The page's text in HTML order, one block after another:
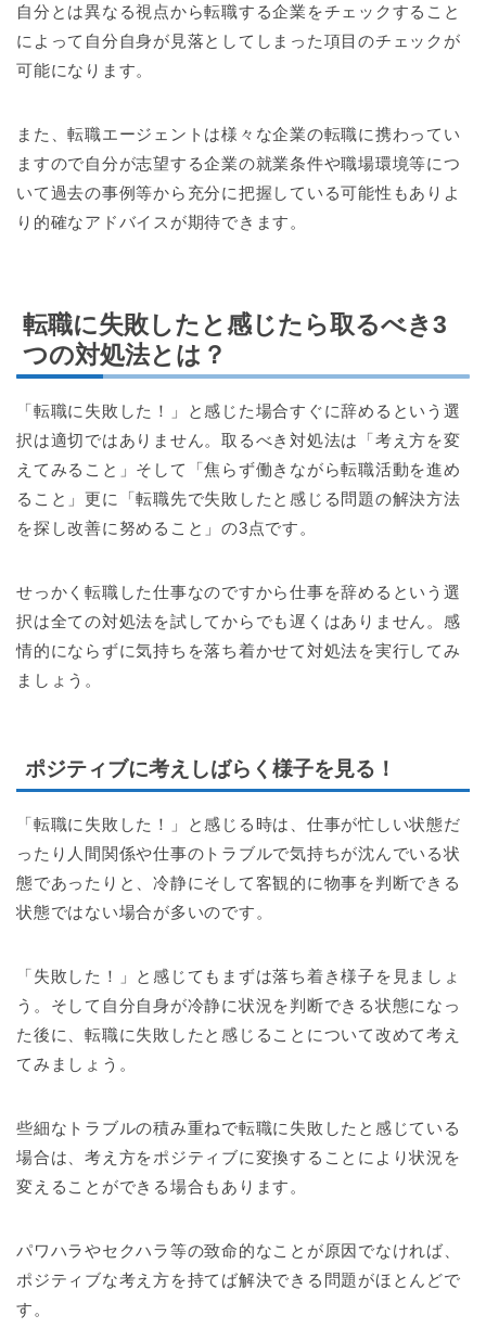
自分とは異なる視点から転職する企業をチェックすること
によって自分自身が見落としてしまった項目のチェックが
可能になります。
また、転職エージェントは様々な企業の転職に携わってい
ますので自分が志望する企業の就業条件や職場環境等につ
いて過去の事例等から充分に把握している可能性もありよ
り的確なアドバイスが期待できます。
転職に失敗したと感じたら取るべき3
つの対処法とは？
「転職に失敗した！」と感じた場合すぐに辞めるという選
択は適切ではありません。取るべき対処法は「考え方を変
えてみること」そして「焦らず働きながら転職活動を進め
ること」更に「転職先で失敗したと感じる問題の解決方法
を探し改善に努めること」の3点です。
せっかく転職した仕事なのですから仕事を辞めるという選
択は全ての対処法を試してからでも遅くはありません。感
情的にならずに気持ちを落ち着かせて対処法を実行してみ
ましょう。
ポジティブに考えしばらく様子を見る！
「転職に失敗した！」と感じる時は、仕事が忙しい状態だ
ったり人間関係や仕事のトラブルで気持ちが沈んでいる状
態であったりと、冷静にそして客観的に物事を判断できる
状態ではない場合が多いのです。
「失敗した！」と感じてもまずは落ち着き様子を見ましょ
う。そして自分自身が冷静に状況を判断できる状態になっ
た後に、転職に失敗したと感じることについて改めて考え
てみましょう。
些細なトラブルの積み重ねで転職に失敗したと感じている
場合は、考え方をポジティブに変換することにより状況を
変えることができる場合もあります。
パワハラやセクハラ等の致命的なことが原因でなければ、
ポジティブな考え方を持てば解決できる問題がほとんどで
す。